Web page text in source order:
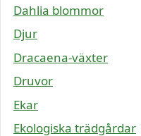
Dahlia blommor
Djur
Dracaena-växter
Druvor
Ekar
Ekologiska trädgårdar